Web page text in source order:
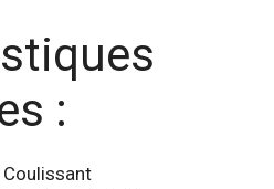
:
Coulissant